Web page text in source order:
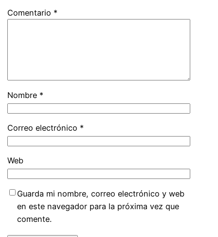
Comentario *
Nombre *
Correo electrónico *
Web
Guarda mi nombre, correo electrónico y web
en este navegador para la próxima vez que
comente.